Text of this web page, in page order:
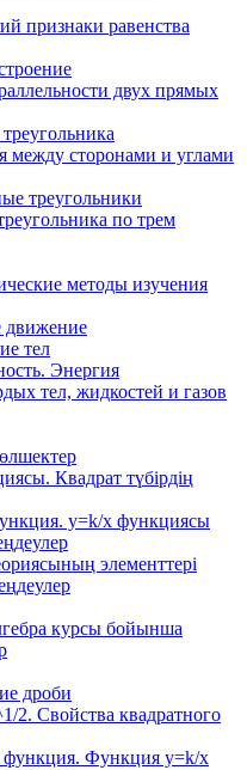
признаки равенства
двух прямых
между сторонами и углами
треугольники
по трем
методы изучения
движение
тел
Энергия
тел, жидкостей и газов
Квадрат түбірдің
у=k/x функциясы
элементтері
курсы бойынша
дроби
2. Свойства квадратного
функция. Функция у=k/x